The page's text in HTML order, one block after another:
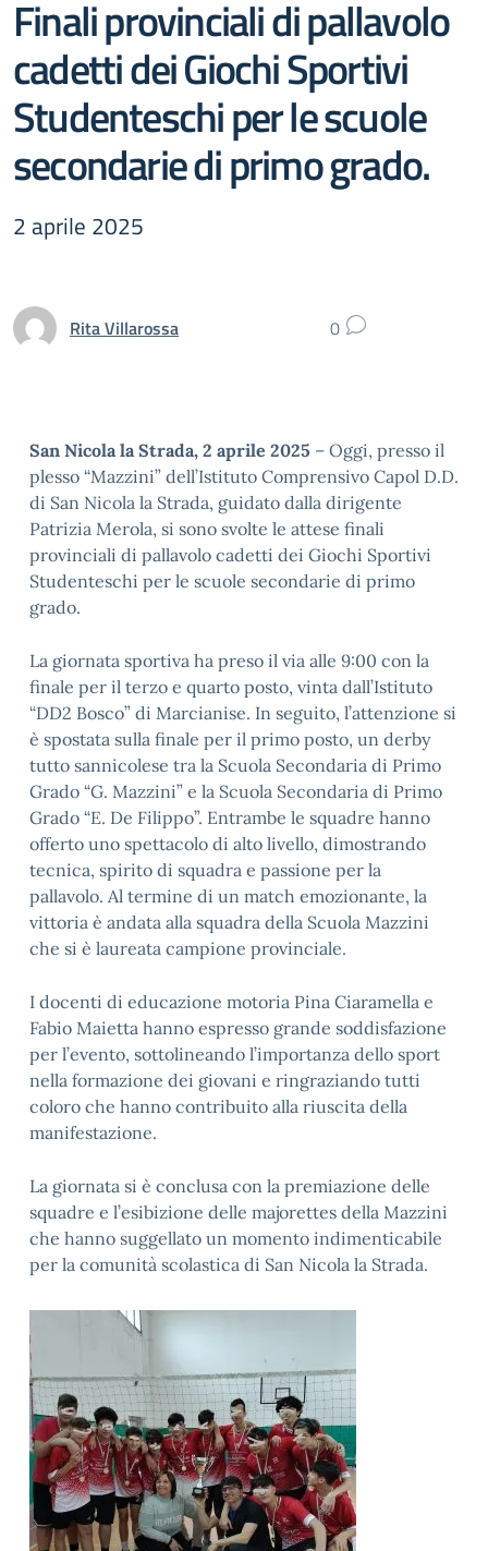
Finali provinciali di pallavolo
cadetti dei Giochi Sportivi
Studenteschi per le scuole
secondarie di primo grado.
2 aprile 2025
Rita Villarossa 0
San Nicola la Strada, 2 aprile 2025 – Oggi, presso il
plesso “Mazzini” dell’Istituto Comprensivo Capol D.D.
di San Nicola la Strada, guidato dalla dirigente
Patrizia Merola, si sono svolte le attese finali
provinciali di pallavolo cadetti dei Giochi Sportivi
Studenteschi per le scuole secondarie di primo
grado.
La giornata sportiva ha preso il via alle 9:00 con la
finale per il terzo e quarto posto, vinta dall’Istituto
“DD2 Bosco” di Marcianise. In seguito, l’attenzione si
è spostata sulla finale per il primo posto, un derby
tutto sannicolese tra la Scuola Secondaria di Primo
Grado “G. Mazzini” e la Scuola Secondaria di Primo
Grado “E. De Filippo”. Entrambe le squadre hanno
offerto uno spettacolo di alto livello, dimostrando
tecnica, spirito di squadra e passione per la
pallavolo. Al termine di un match emozionante, la
vittoria è andata alla squadra della Scuola Mazzini
che si è laureata campione provinciale.
I docenti di educazione motoria Pina Ciaramella e
Fabio Maietta hanno espresso grande soddisfazione
per l’evento, sottolineando l’importanza dello sport
nella formazione dei giovani e ringraziando tutti
coloro che hanno contribuito alla riuscita della
manifestazione.
La giornata si è conclusa con la premiazione delle
squadre e l’esibizione delle majorettes della Mazzini
che hanno suggellato un momento indimenticabile
per la comunità scolastica di San Nicola la Strada.